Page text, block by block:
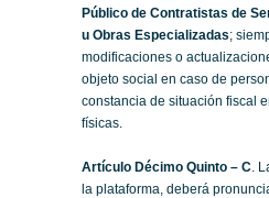
Público de Contratistas de
u Obras Especializadas;
modificaciones o
objeto social en caso de
constancia de situación fiscal
físicas.
Artículo Décimo Quinto – C .
la plataforma, deberá